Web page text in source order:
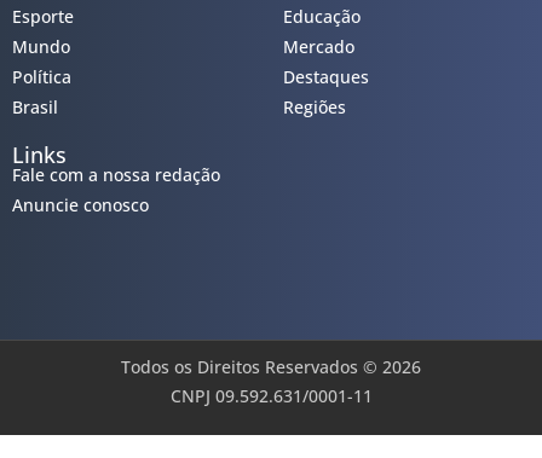
Esporte
Mundo
Política
Brasil
Educação
Mercado
Destaques
Regiões
Links
Fale com a nossa redação
Anuncie conosco
Todos os Direitos Reservados © 2026
CNPJ 09.592.631/0001-11